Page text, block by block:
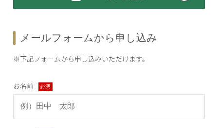
メールフォームから申し込み
※下記フォームから申し込みいただけます。
お名前 必須